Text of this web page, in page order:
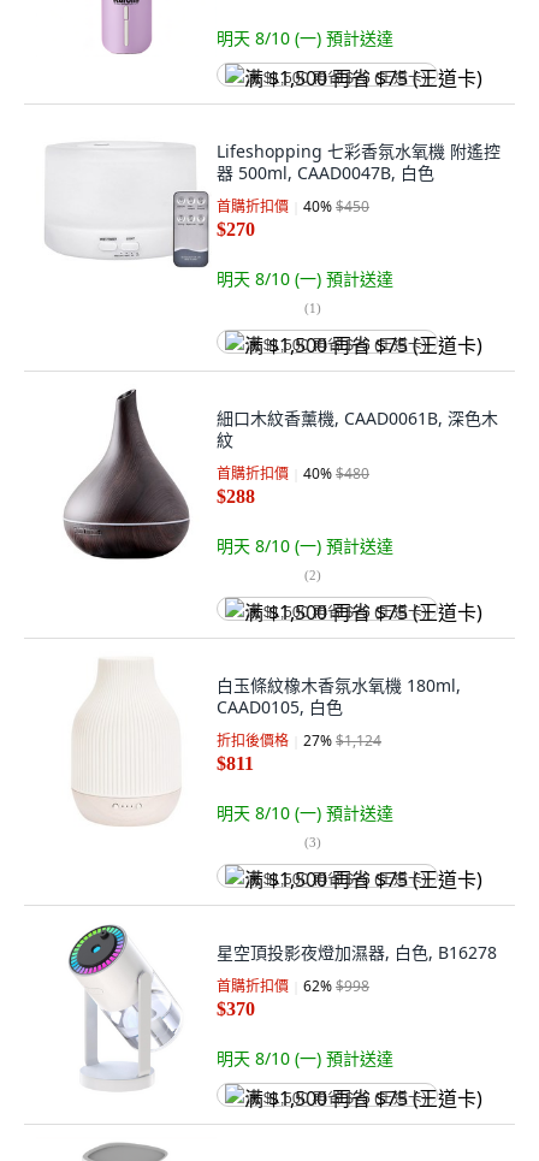
明天 8/10 (一) 預計送達
满 $1,500 再省 $75 (王道卡)
Lifeshopping 七彩香氛水氧機 附遙控
器 500ml, CAAD0047B, 白色
首購折扣價 40%$450
$270
明天 8/10 (一) 預計送達
(1)
满 $1,500 再省 $75 (王道卡)
細口木紋香薰機, CAAD0061B, 深色木
紋
首購折扣價 40%$480
$288
明天 8/10 (一) 預計送達
(2)
满 $1,500 再省 $75 (王道卡)
白玉條紋橡木香氛水氧機 180ml,
CAAD0105, 白色
折扣後價格 27%$1,124
$811
明天 8/10 (一) 預計送達
(3)
满 $1,500 再省 $75 (王道卡)
星空頂投影夜燈加濕器, 白色, B16278
首購折扣價 62%$998
$370
明天 8/10 (一) 預計送達
满 $1,500 再省 $75 (王道卡)